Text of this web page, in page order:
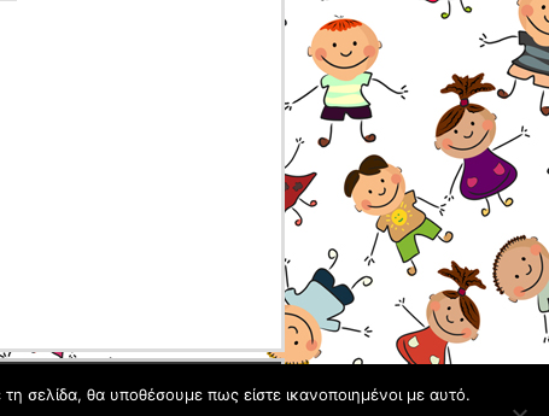
σελίδα, θα υποθέσουμε πως είστε ικανοποιημένοι με αυτό.